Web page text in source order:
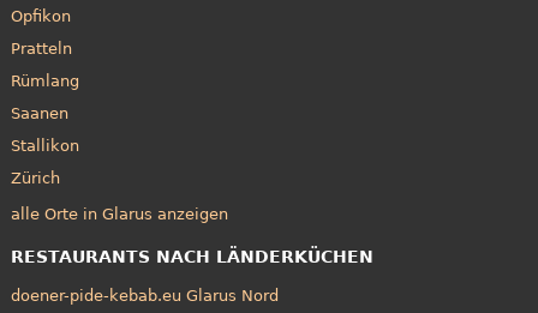
Opfikon
Pratteln
Rümlang
Saanen
Stallikon
Zürich
alle Orte in Glarus anzeigen
RESTAURANTS NACH LÄNDERKÜCHEN
doener-pide-kebab.eu Glarus Nord